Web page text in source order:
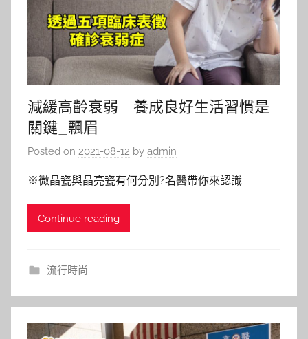
減緩高齡衰弱 養成良好生活習慣是
關鍵_飄眉
Posted on 2021-08-12 by admin
※微晶瓷與晶亮瓷有何分別?名醫帶你來認識
Continue reading
流行時尚